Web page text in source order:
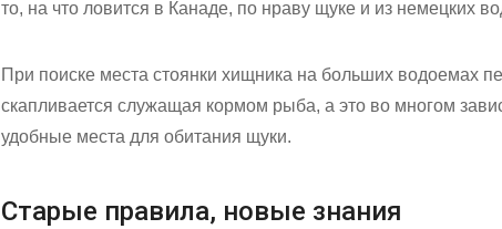
то, на что ловится в Канаде, по нраву щуке и из немецких
При поиске места стоянки хищника на больших водоемах
скапливается служащая кормом рыба, а это во многом
удобные места для обитания щуки.
Старые правила, новые знания